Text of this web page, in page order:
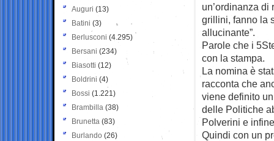
un’ordinanza
grillini, fanno la
allucinante”.
Parole che i
con la stampa.
La nomina è
racconta che
viene definito
delle Politiche
Polverini e
Quindi con un
Auguri (13)
Batini (3)
Berlusconi (4.295)
Bersani (234)
Biasotti (12)
Boldrini (4)
Bossi (1.221)
Brambilla (38)
Brunetta (83)
Burlando (26)